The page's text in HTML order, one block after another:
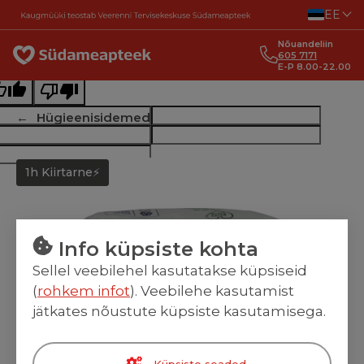
EE
Nõuandeliin
605 7171
E-P 8.00-22.00
Hügieenisidemed
1h Kiirtarne⚡
text
this translation
feedback will be used to help improve Google Translate
Info küpsiste kohta
Sellel veebilehel kasutatakse küpsiseid
(rohkem infot). Veebilehe kasutamist
jätkates nõustute küpsiste kasutamisega.